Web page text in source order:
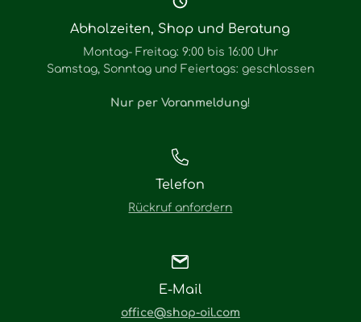
Abholzeiten, Shop und Beratung
Montag- Freitag: 9:00 bis 16:00 Uhr
Samstag, Sonntag und Feiertags: geschlossen
Nur per Voranmeldung!
Telefon
Rückruf anfordern
E-Mail
office@shop-oil.com